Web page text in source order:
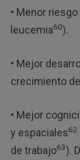
• Menor
leucemia60).
• Mejor
crecimiento
• Mejor
y espaciales62
de trabajo63).